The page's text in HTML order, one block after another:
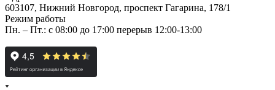
603107, Нижний Новгород, проспект Гагарина, 178/1
Режим работы
Пн. – Пт.: с 08:00 до 17:00 перерыв 12:00-13:00